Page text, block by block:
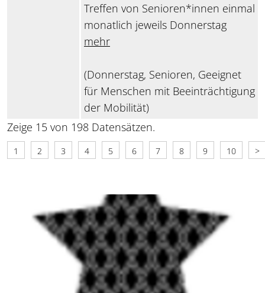
Treffen von Senioren*innen einmal
monatlich jeweils Donnerstag
mehr
(Donnerstag, Senioren, Geeignet
für Menschen mit Beeinträchtigung
der Mobilität)
Zeige 15 von 198 Datensätzen.
1 2 3 4 5 6 7 8 9 10 >